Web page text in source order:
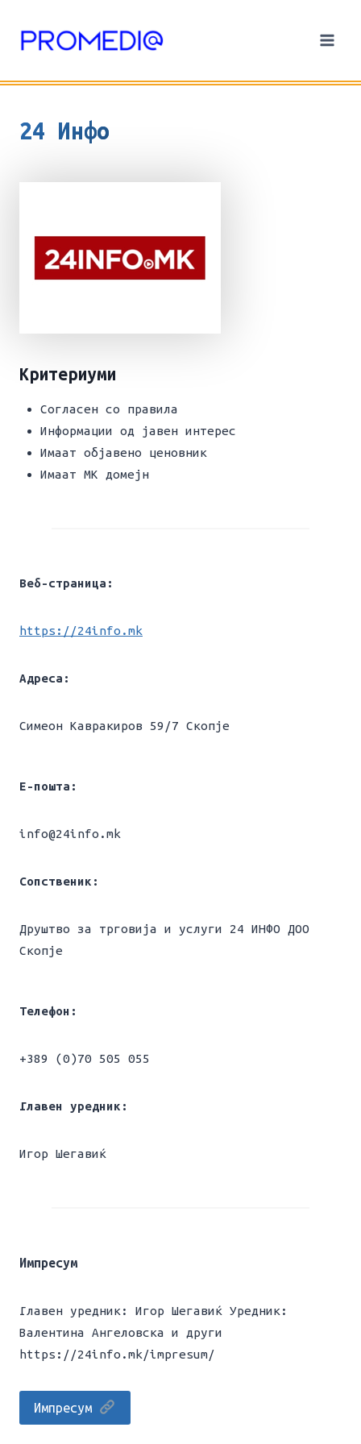
content
24 Инфо
Критериуми
Согласен со правила
Информации од јавен интерес
Имаат објавено ценовник
Имаат МК домејн
Веб-страница:
https://24info.mk
Адреса:
Симеон Кавракиров 59/7 Скопје
Е-пошта:
info@24info.mk
Сопственик:
Друштво за трговија и услуги 24 ИНФО ДОО
Скопје
Телефон:
+389 (0)70 505 055
Главен уредник:
Игор Шегавиќ
Импресум
Главен уредник: Игор Шегавиќ Уредник:
Валентина Ангеловска и други
https://24info.mk/impresum/
Импресум